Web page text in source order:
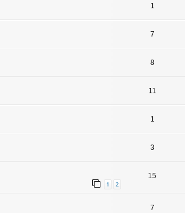
1
7
8
11
1
3
1 2
15
7